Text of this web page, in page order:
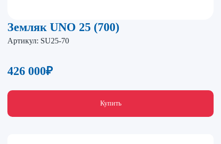
Земляк UNO 25 (700)
Артикул: SU25-70
426 000₽
Купить